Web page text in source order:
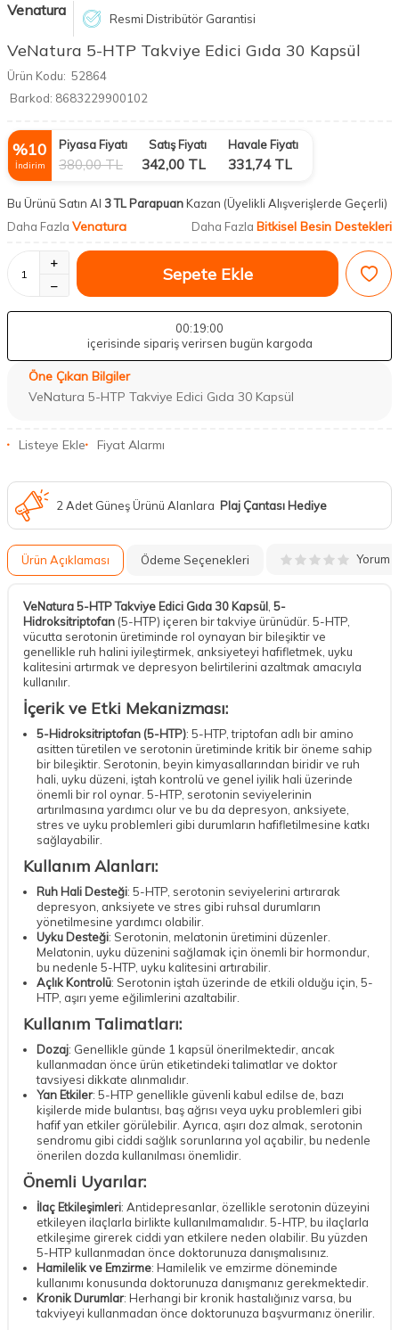
Venatura Resmi Distribütör Garantisi
VeNatura 5-HTP Takviye Edici Gıda 30 Kapsül
Ürün Kodu: 52864
Barkod: 8683229900102
%10
İndirim
Piyasa Fiyatı
380,00TL
Satış Fiyatı
342,00 TL
Havale Fiyatı
331,74TL
Bu Ürünü Satın Al 3 TL ParapuanKazan (Üyelikli Alışverişlerde Geçerli)
Daha Fazla Venatura Daha Fazla Bitkisel Besin Destekleri
Sepete Ekle
00:18:59
içerisinde sipariş verirsen bugün kargoda
Öne Çıkan Bilgiler
VeNatura 5-HTP Takviye Edici Gıda 30 Kapsül
Listeye Ekle Fiyat Alarmı
2 Adet Güneş Ürünü Alanlara Plaj Çantası Hediye
Ürün Açıklaması Ödeme Seçenekleri Yorum
VeNatura 5-HTP Takviye Edici Gıda 30 Kapsül 5-
Hidroksitriptofan (5-HTP) içeren bir takviye ürünüdür. 5-HTP,
vücutta serotonin üretiminde rol oynayan bir bileşiktir ve
genellikle ruh halini iyileştirmek, anksiyeteyi hafifletmek, uyku
kalitesini artırmak ve depresyon belirtilerini azaltmak amacıyla
kullanılır.
İçerik ve Etki Mekanizması:
5-Hidroksitriptofan (5-HTP): 5-HTP, triptofan adlı bir amino
asitten türetilen ve serotonin üretiminde kritik bir öneme sahip
bir bileşiktir. Serotonin, beyin kimyasallarından biridir ve ruh
hali, uyku düzeni, iştah kontrolü ve genel iyilik hali üzerinde
önemli bir rol oynar. 5-HTP, serotonin seviyelerinin
artırılmasına yardımcı olur ve bu da depresyon, anksiyete,
stres ve uyku problemleri gibi durumların hafifletilmesine katkı
sağlayabilir.
Kullanım Alanları:
Ruh Hali Desteği: 5-HTP, serotonin seviyelerini artırarak
depresyon, anksiyete ve stres gibi ruhsal durumların
yönetilmesine yardımcı olabilir.
Uyku Desteği: Serotonin, melatonin üretimini düzenler.
Melatonin, uyku düzenini sağlamak için önemli bir hormondur,
bu nedenle 5-HTP, uyku kalitesini artırabilir.
Açlık Kontrolü: Serotonin iştah üzerinde de etkili olduğu için, 5-
HTP, aşırı yeme eğilimlerini azaltabilir.
Kullanım Talimatları:
Dozaj: Genellikle günde 1 kapsül önerilmektedir, ancak
kullanmadan önce ürün etiketindeki talimatlar ve doktor
tavsiyesi dikkate alınmalıdır.
Yan Etkiler: 5-HTP genellikle güvenli kabul edilse de, bazı
kişilerde mide bulantısı, baş ağrısı veya uyku problemleri gibi
hafif yan etkiler görülebilir. Ayrıca, aşırı doz almak, serotonin
sendromu gibi ciddi sağlık sorunlarına yol açabilir, bu nedenle
önerilen dozda kullanılması önemlidir.
Önemli Uyarılar:
İlaç Etkileşimleri: Antidepresanlar, özellikle serotonin düzeyini
etkileyen ilaçlarla birlikte kullanılmamalıdır. 5-HTP, bu ilaçlarla
etkileşime girerek ciddi yan etkilere neden olabilir. Bu yüzden
5-HTP kullanmadan önce doktorunuza danışmalısınız.
Hamilelik ve Emzirme: Hamilelik ve emzirme döneminde
kullanımı konusunda doktorunuza danışmanız gerekmektedir.
Kronik Durumlar: Herhangi bir kronik hastalığınız varsa, bu
takviyeyi kullanmadan önce doktorunuza başvurmanız önerilir.